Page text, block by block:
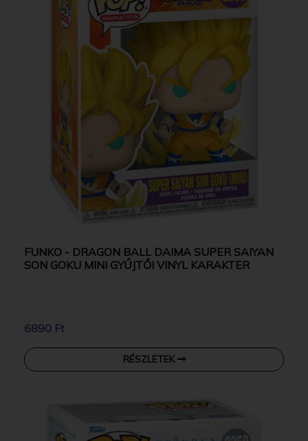
FUNKO - DRAGON BALL DAIMA SUPER SAIYAN
SON GOKU MINI GYŰJTŐI VINYL KARAKTER
6890 Ft
RÉSZLETEK